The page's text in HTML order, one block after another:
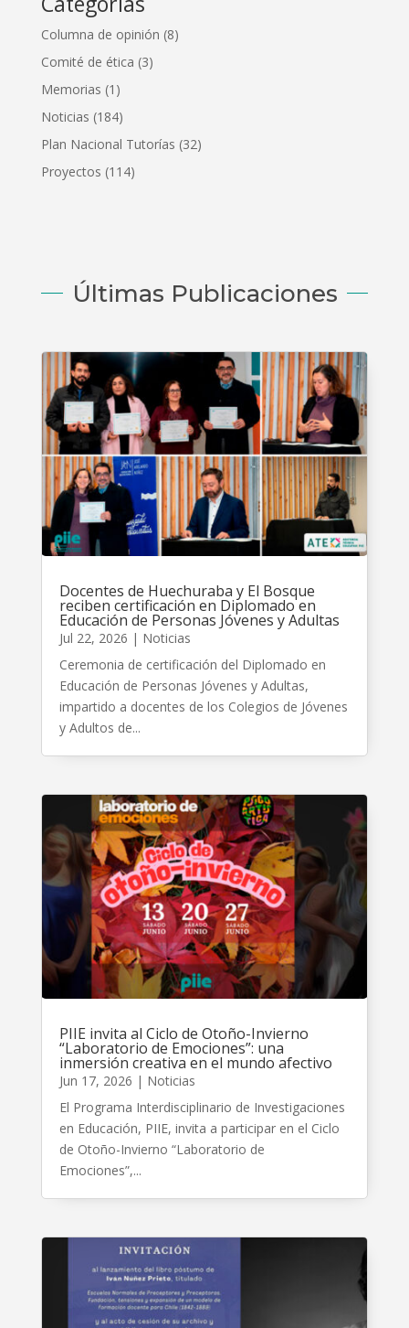
Columna de opinión (8)
Comité de ética (3)
Memorias (1)
Noticias (184)
Plan Nacional Tutorías (32)
Proyectos (114)
Últimas Publicaciones
Docentes de Huechuraba y El Bosque
reciben certificación en Diplomado en
Educación de Personas Jóvenes y Adultas
Jul 22, 2026 | Noticias
Ceremonia de certificación del Diplomado en
Educación de Personas Jóvenes y Adultas,
impartido a docentes de los Colegios de Jóvenes
y Adultos de...
PIIE invita al Ciclo de Otoño-Invierno
“Laboratorio de Emociones”: una
inmersión creativa en el mundo afectivo
Jun 17, 2026 | Noticias
El Programa Interdisciplinario de Investigaciones
en Educación, PIIE, invita a participar en el Ciclo
de Otoño-Invierno “Laboratorio de
Emociones”,...